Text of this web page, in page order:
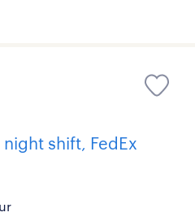
shift, FedEx